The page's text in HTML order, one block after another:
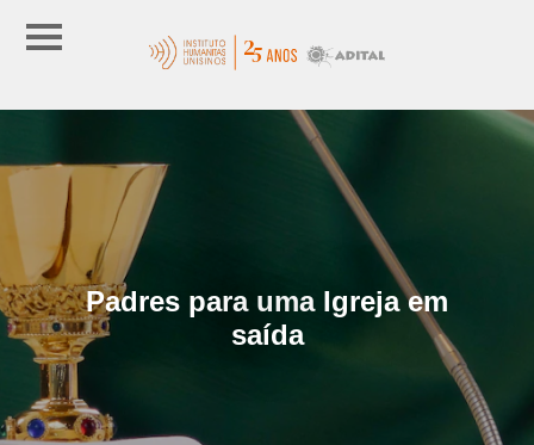
Padres para uma Igreja em
saída